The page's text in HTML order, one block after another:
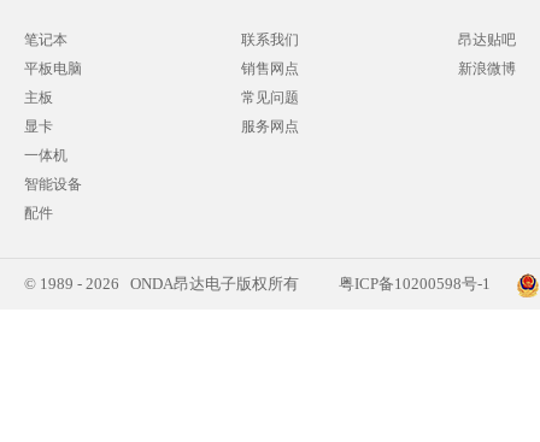
笔记本
平板电脑
主板
显卡
一体机
智能设备
配件
联系我们
销售网点
常见问题
服务网点
昂达贴吧
新浪微博
© 1989 - 2026 ONDA昂达电子版权所有 粤ICP备10200598号-1